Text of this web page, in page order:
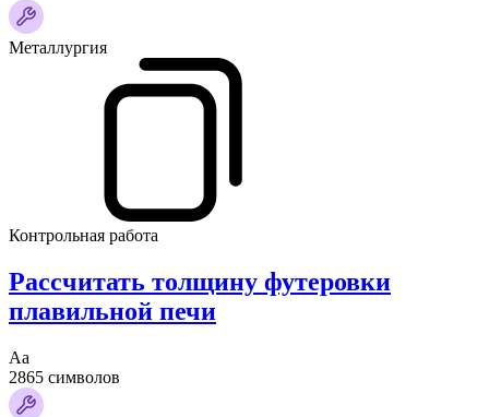
Металлургия
Контрольная работа
Рассчитать толщину футеровки
плавильной печи
Аа
2865 символов